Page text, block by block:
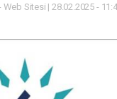
Sitesi | 28.02.2025 -